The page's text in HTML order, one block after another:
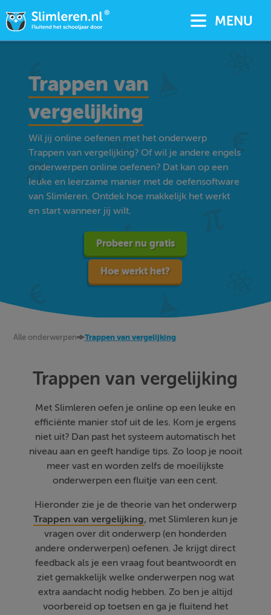
MENU
Trappen van
vergelijking
Wil jij online oefenen met het onderwerp
Trappen van vergelijking? Of wil je andere engels
onderwerpen online oefenen? Dat kan op een
leuke en leerzame manier met de oefensoftware
van Slimleren. Ontdek hoe makkelijk het werkt
en start wanneer jij wilt.
Probeer nu gratis
Hoe werkt het?
Alle onderwerpen Trappen van vergelijking
Trappen van vergelijking
Met Slimleren oefen je online op een leuke en
efficiënte manier stof uit de les. Kom je ergens
niet uit? Dan past het systeem automatisch het
niveau aan en geeft handige tips. Zo loop je nooit
meer vast en worden zelfs de moeilijkste
onderwerpen een fluitje van een cent.
Hieronder zie je de theorie van het onderwerp
Trappen van vergelijking, met Slimleren kun je
vragen over dit onderwerp (en honderden
andere onderwerpen) oefenen. Je krijgt direct
feedback als je een vraag fout beantwoordt en
ziet gemakkelijk welke onderwerpen nog wat
extra aandacht nodig hebben. Zo ben je altijd
voorbereid op toetsen en ga je fluitend het